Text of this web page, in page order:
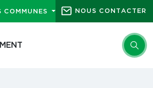
COMMUNES NOUS CONTACTER